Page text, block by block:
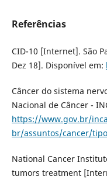
Referências
CID-10 [Internet]. São
Dez 18]. Disponível em:
Câncer do sistema
Nacional de Câncer -
https://www.gov.br/
br/assuntos/cancer/
National Cancer
tumors treatment